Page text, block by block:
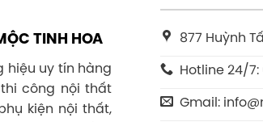
TINH HOA
hiệu uy tín hàng
công nội thất
kiện nội thất,
877 Huỳnh
Hotline 24/7:
Gmail: